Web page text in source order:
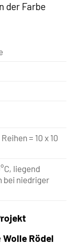
der Farbe
= 10 x 10
liegend
bei niedriger
Wolle Rödel